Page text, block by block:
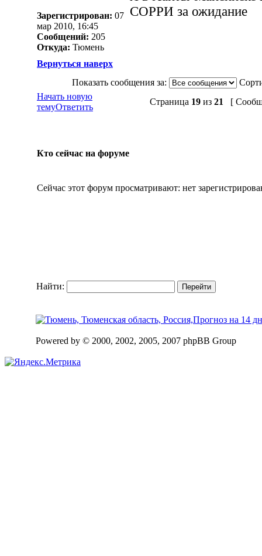
Зарегистрирован: 07
мар 2010, 16:45
Сообщений: 205
Откуда: Тюмень
СОРРИ за ожидание
Вернуться наверх
Показать сообщения за:
Начать новую
темуОтветить
Страница 19 из 21 [
Кто сейчас на форуме
Сейчас этот форум просматривают: нет
Найти:
Powered by © 2000, 2002, 2005, 2007 phpBB Group